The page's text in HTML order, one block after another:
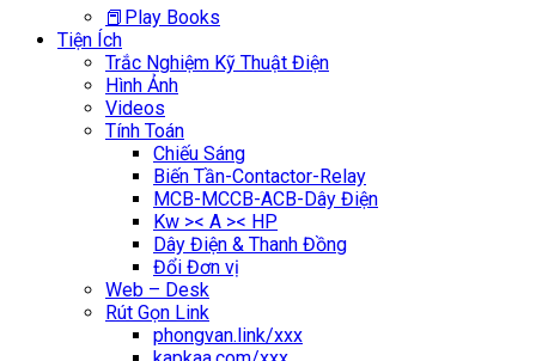
📕Play Books
Tiện Ích
Trắc Nghiệm Kỹ Thuật Điện
Hình Ảnh
Videos
Tính Toán
Chiếu Sáng
Biến Tần-Contactor-Relay
MCB-MCCB-ACB-Dây Điện
Kw >< A >< HP
Dây Điện & Thanh Đồng
Đổi Đơn vị
Web – Desk
Rút Gọn Link
phongvan.link/xxx